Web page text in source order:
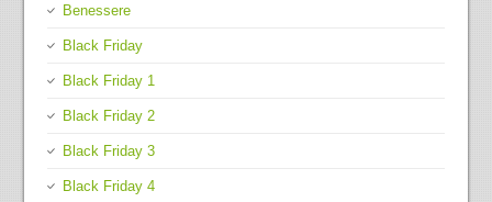
Benessere
Black Friday
Black Friday 1
Black Friday 2
Black Friday 3
Black Friday 4